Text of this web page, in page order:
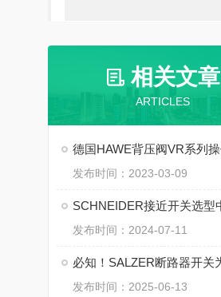
相关文章
ARTICLES
发布时间：2023-03-09
发布时间：2024-07-11
发布时间：2025-06-13